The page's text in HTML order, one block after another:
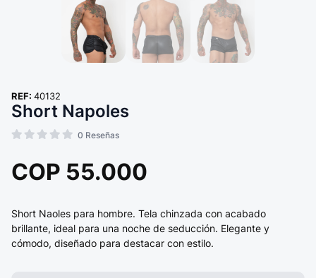
REF: 40132
Short Napoles
0 Reseñas
COP 55.000
Short Naoles para hombre. Tela chinzada con acabado
brillante, ideal para una noche de seducción. Elegante y
cómodo, diseñado para destacar con estilo.